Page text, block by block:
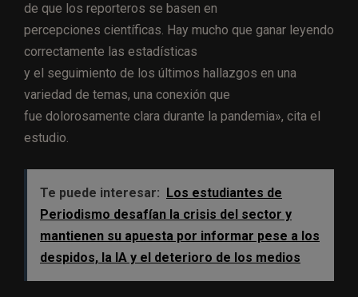
de que los reporteros se basen en
percepciones científicas. Hay mucho que ganar leyendo
correctamente las estadísticas
y el seguimiento de los últimos hallazgos en una
variedad de temas, una conexión que
fue dolorosamente clara durante la pandemia», cita el
estudio.
Te puede interesar:
Los estudiantes de
Periodismo desafían la crisis del sector y
mantienen su apuesta por informar pese a los
despidos, la IA y el deterioro de los medios